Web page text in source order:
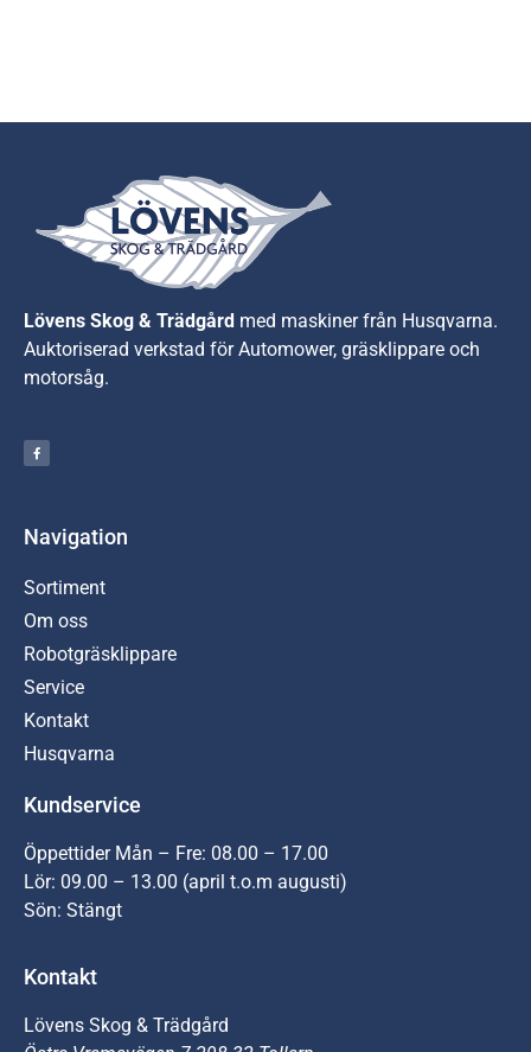
Lövens Skog & Trädgård med maskiner från Husqvarna.
Auktoriserad verkstad för Automower, gräsklippare och
motorsåg.
Navigation
Sortiment
Om oss
Robotgräsklippare
Service
Kontakt
Husqvarna
Kundservice
Öppettider Mån – Fre: 08.00 – 17.00
Lör: 09.00 – 13.00 (april t.o.m augusti)
Sön: Stängt
Kontakt
Lövens Skog & Trädgård